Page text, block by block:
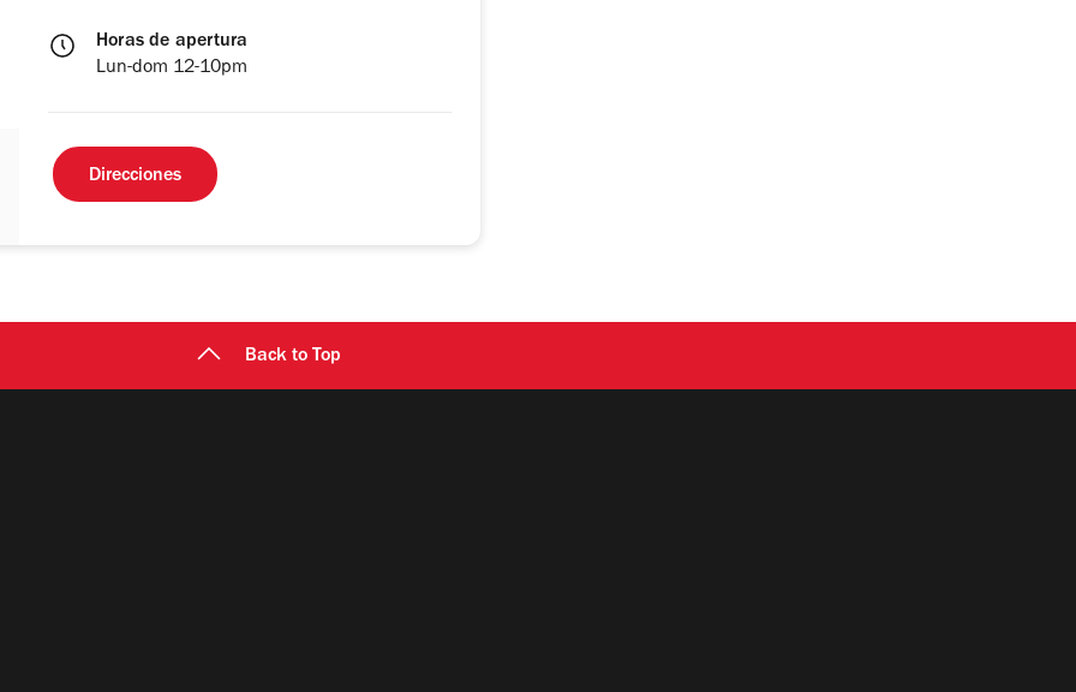
Horas de apertura
Lun-dom 12-10pm
Direcciones
Back to Top